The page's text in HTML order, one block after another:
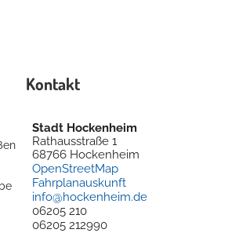
Kontakt
Stadt Hockenheim
Rathausstraße 1
68766 Hockenheim
OpenStreetMap
Fahrplanauskunft
info@hockenheim.de
06205 210
06205 212990